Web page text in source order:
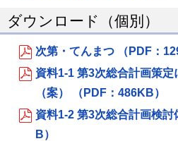
ダウンロード（個別）
次第・てんまつ （PDF：
資料1-1 第3次総合計画策
（案） （PDF：486KB）
資料1-2 第3次総合計画検
B）